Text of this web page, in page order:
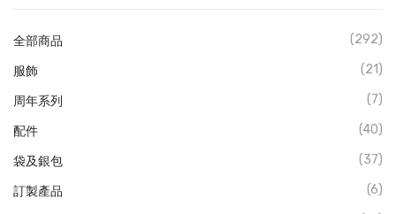
全部商品 (292)
服飾 (21)
周年系列 (7)
配件 (40)
袋及銀包 (37)
訂製產品 (6)